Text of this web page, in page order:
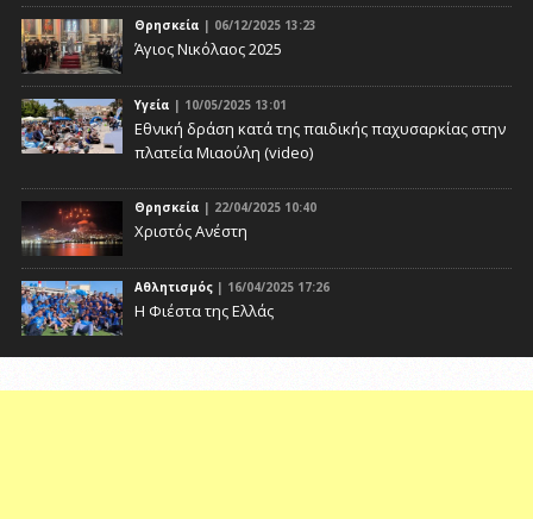
Θρησκεία | 06/12/2025 13:23
Άγιος Νικόλαος 2025
Υγεία | 10/05/2025 13:01
Eθνική δράση κατά της παιδικής παχυσαρκίας στην
πλατεία Μιαούλη (video)
Θρησκεία | 22/04/2025 10:40
Χριστός Ανέστη
Αθλητισμός | 16/04/2025 17:26
Η Φιέστα της Ελλάς